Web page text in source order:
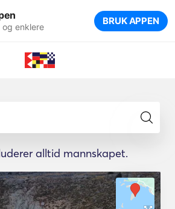
og enklere BRUK APPEN
alltid mannskapet.